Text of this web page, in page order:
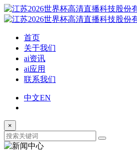
首页
关于我们
ai资讯
ai应用
联系我们
中文EN
×